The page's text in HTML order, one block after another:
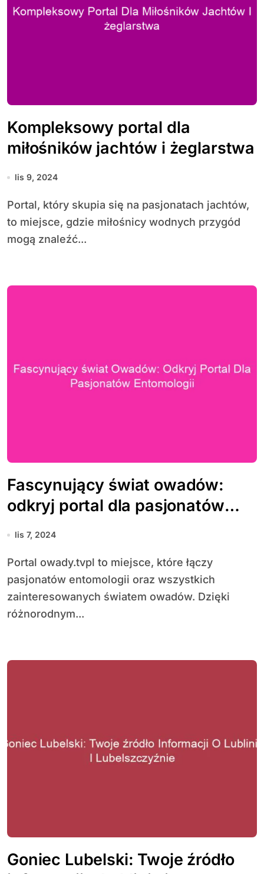
Kompleksowy portal dla
miłośników jachtów i żeglarstwa
lis 9, 2024
Portal, który skupia się na pasjonatach jachtów,
to miejsce, gdzie miłośnicy wodnych przygód
mogą znaleźć...
Fascynujący świat owadów:
odkryj portal dla pasjonatów
entomologii
lis 7, 2024
Portal owady.tvpl to miejsce, które łączy
pasjonatów entomologii oraz wszystkich
zainteresowanych światem owadów. Dzięki
różnorodnym...
Goniec Lubelski: Twoje źródło